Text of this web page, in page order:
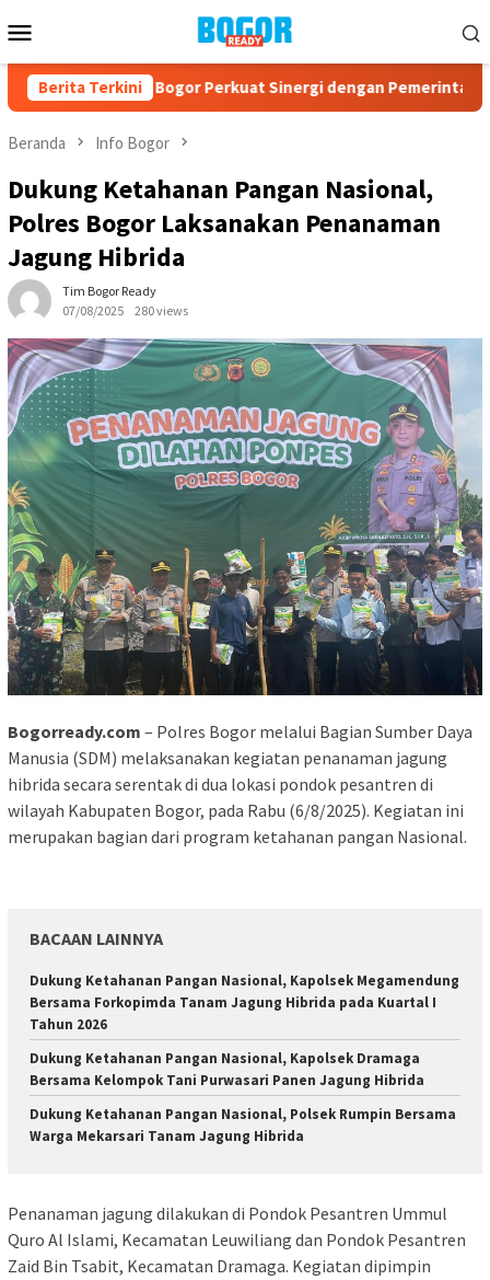
ke
Mobile
Berita Terkini
PPAD Kota Bogor Perkuat Sinergi dengan Pemerintah dan
Beranda Info Bogor
Dukung Ketahanan Pangan Nasional,
Polres Bogor Laksanakan Penanaman
Jagung Hibrida
Tim Bogor Ready
07/08/2025
280 views
Bogorready.com – Polres Bogor melalui Bagian Sumber Daya
Manusia (SDM) melaksanakan kegiatan penanaman jagung
hibrida secara serentak di dua lokasi pondok pesantren di
wilayah Kabupaten Bogor, pada Rabu (6/8/2025). Kegiatan ini
merupakan bagian dari program ketahanan pangan Nasional.
BACAAN LAINNYA
Dukung Ketahanan Pangan Nasional, Kapolsek Megamendung
Bersama Forkopimda Tanam Jagung Hibrida pada Kuartal I
Tahun 2026
Dukung Ketahanan Pangan Nasional, Kapolsek Dramaga
Bersama Kelompok Tani Purwasari Panen Jagung Hibrida
Dukung Ketahanan Pangan Nasional, Polsek Rumpin Bersama
Warga Mekarsari Tanam Jagung Hibrida
Penanaman jagung dilakukan di Pondok Pesantren Ummul
Quro Al Islami, Kecamatan Leuwiliang dan Pondok Pesantren
Zaid Bin Tsabit, Kecamatan Dramaga. Kegiatan dipimpin